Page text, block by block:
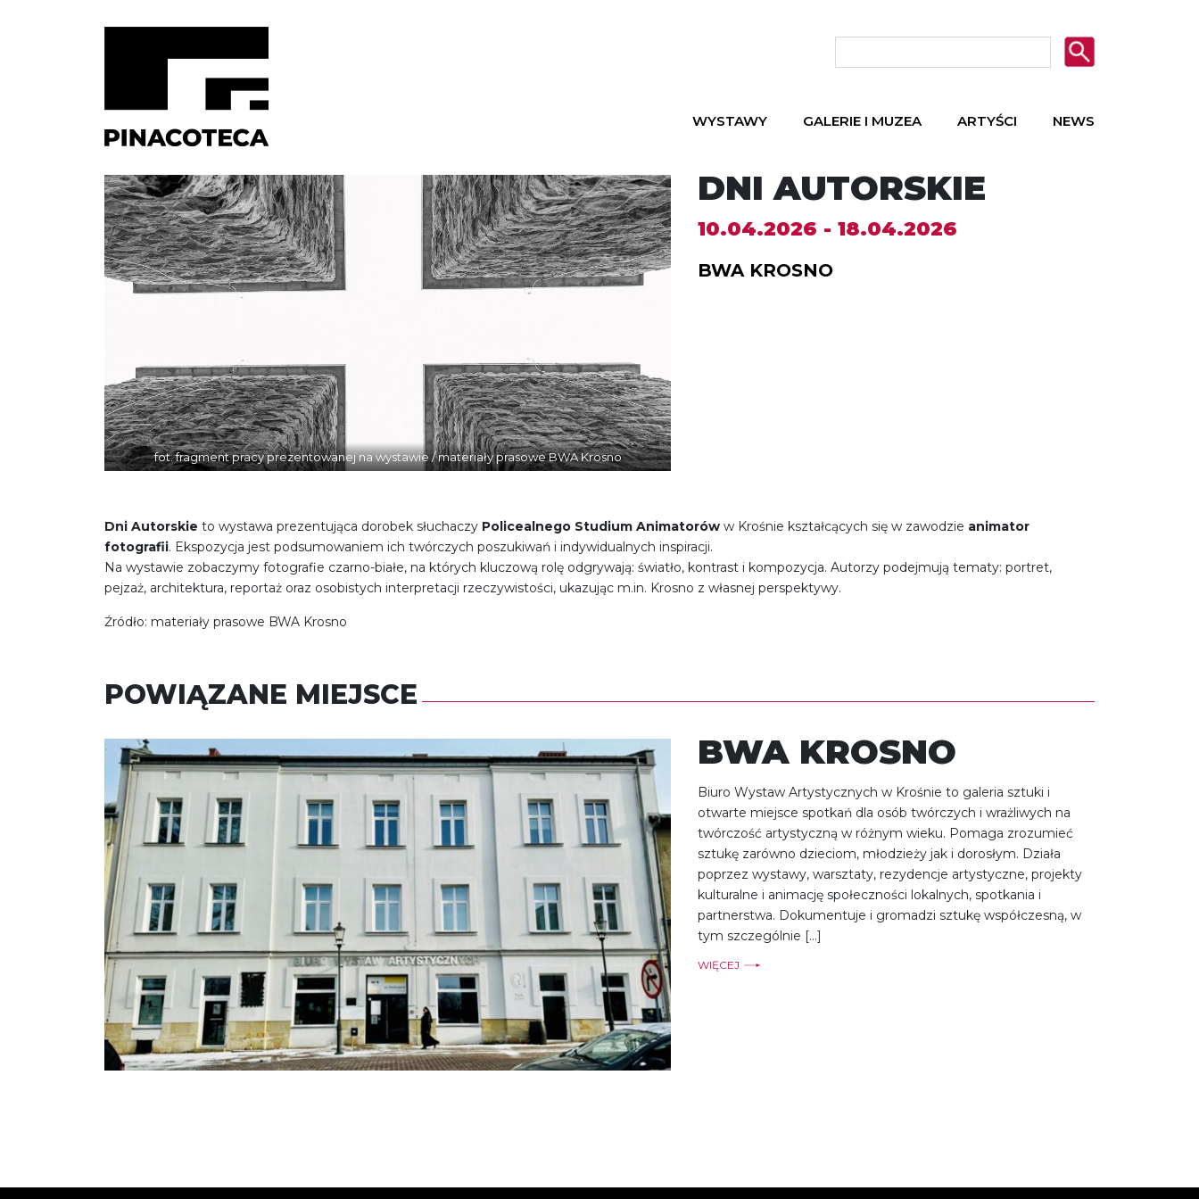
WYSTAWY GALERIE I MUZEA ARTYŚCI NEWS
fot. fragment pracy prezentowanej na wystawie / materiały prasowe BWA Krosno
DNI AUTORSKIE
10.04.2026 - 18.04.2026
BWA KROSNO
Dni Autorskie to wystawa prezentująca dorobek słuchaczy Policealnego Studium Animatorów w Krośnie kształcących się w zawodzie animator
fotografii. Ekspozycja jest podsumowaniem ich twórczych poszukiwań i indywidualnych inspiracji.
Na wystawie zobaczymy fotografie czarno-białe, na których kluczową rolę odgrywają: światło, kontrast i kompozycja. Autorzy podejmują tematy: portret,
pejzaż, architektura, reportaż oraz osobistych interpretacji rzeczywistości, ukazując m.in. Krosno z własnej perspektywy.
Źródło: materiały prasowe BWA Krosno
POWIĄZANE MIEJSCE
BWA KROSNO
Biuro Wystaw Artystycznych w Krośnie to galeria sztuki i
otwarte miejsce spotkań dla osób twórczych i wrażliwych na
twórczość artystyczną w różnym wieku. Pomaga zrozumieć
sztukę zarówno dzieciom, młodzieży jak i dorosłym. Działa
poprzez wystawy, warsztaty, rezydencje artystyczne, projekty
kulturalne i animację społeczności lokalnych, spotkania i
partnerstwa. Dokumentuje i gromadzi sztukę współczesną, w
tym szczególnie […]
WIĘCEJ